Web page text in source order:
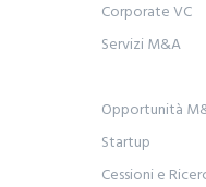
Corporate VC
Servizi M&A
Opportunità
Startup
Cessioni e